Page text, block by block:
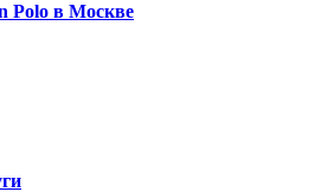
Polo в Москве